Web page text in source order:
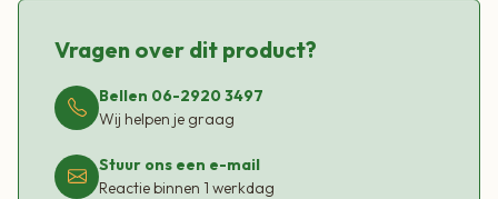
Vragen over dit product?
Bellen 06-2920 3497
Wij helpen je graag
Stuur ons een e-mail
Reactie binnen 1 werkdag